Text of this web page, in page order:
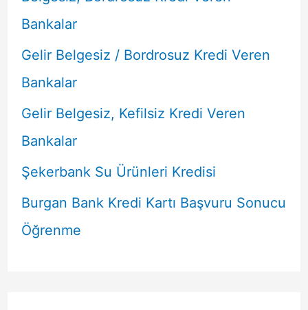
Bankalar
Gelir Belgesiz / Bordrosuz Kredi Veren
Bankalar
Gelir Belgesiz, Kefilsiz Kredi Veren
Bankalar
Şekerbank Su Ürünleri Kredisi
Burgan Bank Kredi Kartı Başvuru Sonucu
Öğrenme